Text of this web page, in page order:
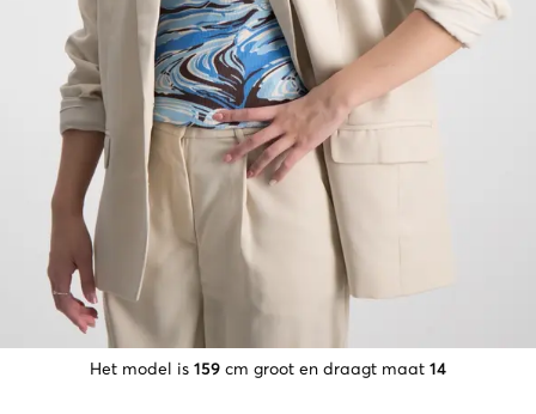
Het model is 159 cm groot en draagt maat 14